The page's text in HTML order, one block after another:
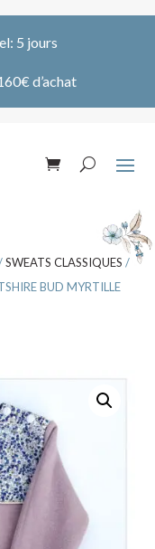
5 jours
d’achat
SWEATS CLASSIQUES /
BUD MYRTILLE